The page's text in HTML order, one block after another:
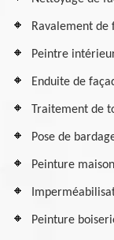
Ravalement de
Peintre
Enduite de
Traitement de
Pose de
Peinture
Peinture